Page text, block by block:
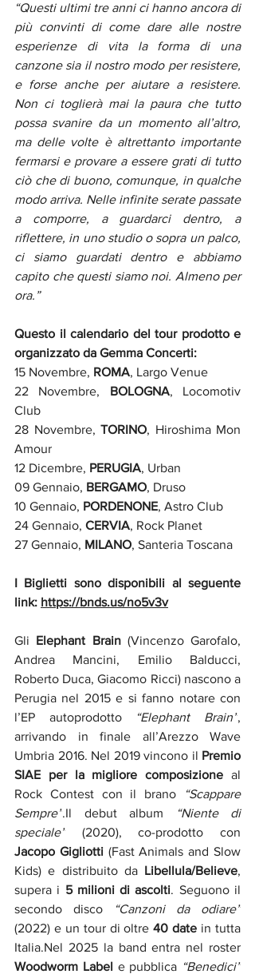
“Questi ultimi tre anni ci hanno ancora di
più convinti di come dare alle nostre
esperienze di vita la forma di una
canzone sia il nostro modo per resistere,
e forse anche per aiutare a resistere.
Non ci toglierà mai la paura che tutto
possa svanire da un momento all’altro,
ma delle volte è altrettanto importante
fermarsi e provare a essere grati di tutto
ciò che di buono, comunque, in qualche
modo arriva. Nelle infinite serate passate
a comporre, a guardarci dentro, a
riflettere, in uno studio o sopra un palco,
ci siamo guardati dentro e abbiamo
capito che questi siamo noi. Almeno per
ora.”
Questo il calendario del tour prodotto e
organizzato da Gemma Concerti:
15 Novembre, ROMA, Largo Venue
22 Novembre, BOLOGNA, Locomotiv
Club
28 Novembre, TORINO, Hiroshima Mon
Amour
12 Dicembre, PERUGIA, Urban
09 Gennaio, BERGAMO, Druso
10 Gennaio, PORDENONE, Astro Club
24 Gennaio, CERVIA, Rock Planet
27 Gennaio, MILANO, Santeria Toscana
I Biglietti sono disponibili al seguente
link: https://bnds.us/no5v3v
Gli Elephant Brain (Vincenzo Garofalo,
Andrea Mancini, Emilio Balducci,
Roberto Duca, Giacomo Ricci) nascono a
Perugia nel 2015 e si fanno notare con
l’EP autoprodotto
“Elephant Brain”,
arrivando in finale all’Arezzo Wave
Umbria 2016. Nel 2019 vincono il Premio
SIAE per la migliore composizione al
Rock Contest con il brano
“Scappare
Sempre”.Il debut album
“Niente di
speciale”
Jacopo Gigliotti (Fast Animals and Slow
Kids) e distribuito da Libellula/Believe,
supera i 5 milioni di ascolti. Seguono il
secondo disco
“Canzoni da odiare”
(2022) e un tour di oltre 40 date in tutta
Woodworm Label e pubblica “Benedici”